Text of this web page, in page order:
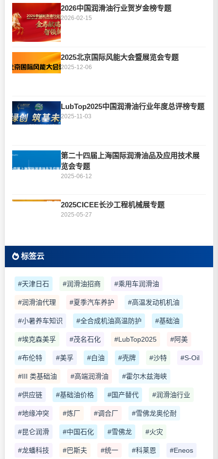
2026中国润滑油行业贺岁金榜专题
2026-02-15
2025北京国际风能大会暨展览会专题
2025-12-06
LubTop2025中国润滑油行业年度总评榜专题
2025-11-03
第二十四届上海国际润滑油品及应用技术展
览会专题
2025-06-12
2025CICEE长沙工程机械展专题
2025-05-27
标签云
#天津日石 #润滑油招商 #乘用车润滑油
#润滑油代理 #夏季汽车养护 #高温发动机机油
#小暑养车知识 #全合成机油高温防护 #基础油
#埃克森美孚 #茂名石化 #LubTop2025 #阿美
#布伦特 #美孚 #白油 #壳牌 #沙特 #S-Oil
#III 类基础油 #高端润滑油 #霍尔木兹海峡
#供应链 #基础油价格 #国产替代 #润滑油行业
#地缘冲突 #炼厂 #调合厂 #雪佛龙奥伦耐
#昆仑润滑 #中国石化 #雪佛龙 #火灾
#龙蟠科技 #巴斯夫 #统一 #科莱恩 #Eneos